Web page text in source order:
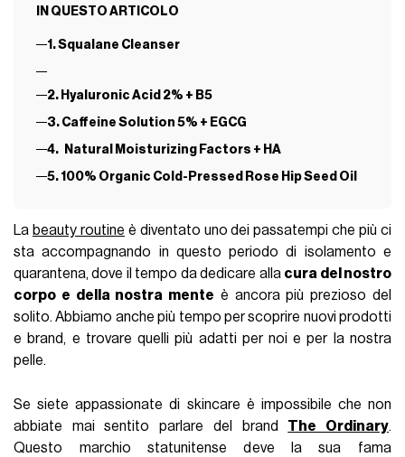
IN QUESTO ARTICOLO
1. Squalane Cleanser
2. Hyaluronic Acid 2% + B5
3. Caffeine Solution 5% + EGCG
4. Natural Moisturizing Factors + HA
5. 100% Organic Cold-Pressed Rose Hip Seed Oil
La beauty routine è diventato uno dei passatempi che più ci
sta accompagnando in questo periodo di isolamento e
quarantena, dove il tempo da dedicare alla cura del nostro
corpo e della nostra mente è ancora più prezioso del
solito. Abbiamo anche più tempo per scoprire nuovi prodotti
e brand, e trovare quelli più adatti per noi e per la nostra
pelle.
Se siete appassionate di skincare è impossibile che non
abbiate mai sentito parlare del brand The Ordinary.
Questo marchio statunitense deve la sua fama